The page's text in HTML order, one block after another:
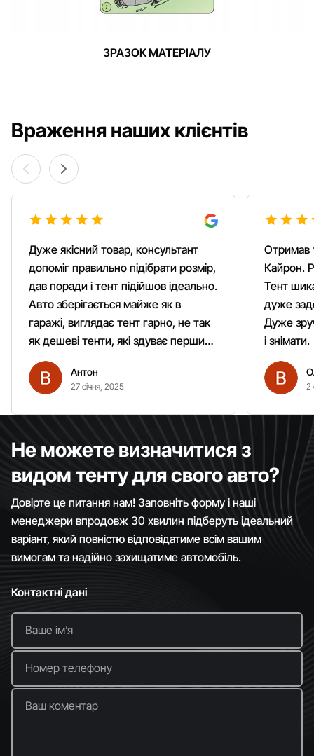
ЗРАЗОК МАТЕРІАЛУ
Враження наших клієнтів
Дуже якісний товар, консультант
допоміг правильно підібрати розмір,
дав поради і тент підійшов ідеально.
Авто зберігається майже як в
гаражі, виглядає тент гарно, не так
як дешеві тенти, які здуває першим
вітром. Гарно кріпиться.
Рекомендую однозначно!
Антон
27 січня, 2025
Отримав
Кайрон.
Тент
дуже
Дуже
і знімати.
2
Не можете визначитися з
видом тенту для свого авто?
Довірте це питання нам! Заповніть форму і наші
менеджери впродовж 30 хвилин підберуть ідеальний
варіант, який повністю відповідатиме всім вашим
вимогам та надійно захищатиме автомобіль.
Контактні дані
Ваше імʼя
Номер телефону
Ваш коментар